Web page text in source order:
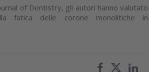
of Dentistry, gli autori hanno valutato
fatica delle corone monolitiche in